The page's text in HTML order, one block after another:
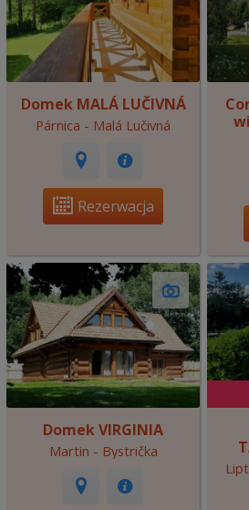
Domek MALÁ LUČIVNÁ
Párnica - Malá Lučivná
Rezerwacja
Domek VIRGINIA
Martin - Bystrička